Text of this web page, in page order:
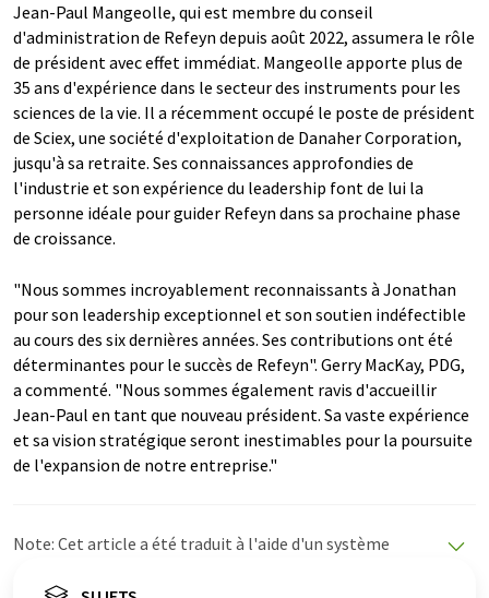
Jean-Paul Mangeolle, qui est membre du conseil
d'administration de Refeyn depuis août 2022, assumera le rôle
de président avec effet immédiat. Mangeolle apporte plus de
35 ans d'expérience dans le secteur des instruments pour les
sciences de la vie. Il a récemment occupé le poste de président
de Sciex, une société d'exploitation de Danaher Corporation,
jusqu'à sa retraite. Ses connaissances approfondies de
l'industrie et son expérience du leadership font de lui la
personne idéale pour guider Refeyn dans sa prochaine phase
de croissance.
"Nous sommes incroyablement reconnaissants à Jonathan
pour son leadership exceptionnel et son soutien indéfectible
au cours des six dernières années. Ses contributions ont été
déterminantes pour le succès de Refeyn". Gerry MacKay, PDG,
a commenté. "Nous sommes également ravis d'accueillir
Jean-Paul en tant que nouveau président. Sa vaste expérience
et sa vision stratégique seront inestimables pour la poursuite
de l'expansion de notre entreprise."
Note: Cet article a été traduit à l'aide d'un système
propose ces traductions automatiques pour présenter